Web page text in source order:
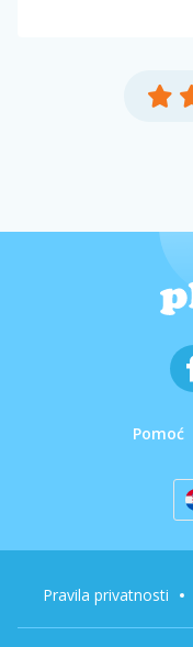
Pomoć
Pravila privatnosti